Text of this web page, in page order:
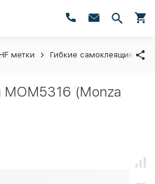
метки Гибкие самоклеящиеся
МОМ5316 (Monza